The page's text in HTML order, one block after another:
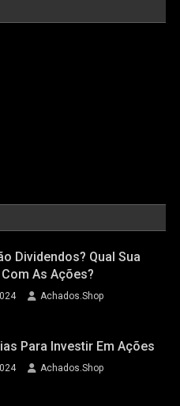
Dividendos? Qual Sua
As Ações?
Achados.Shop
Para Investir Em Ações
Achados.Shop